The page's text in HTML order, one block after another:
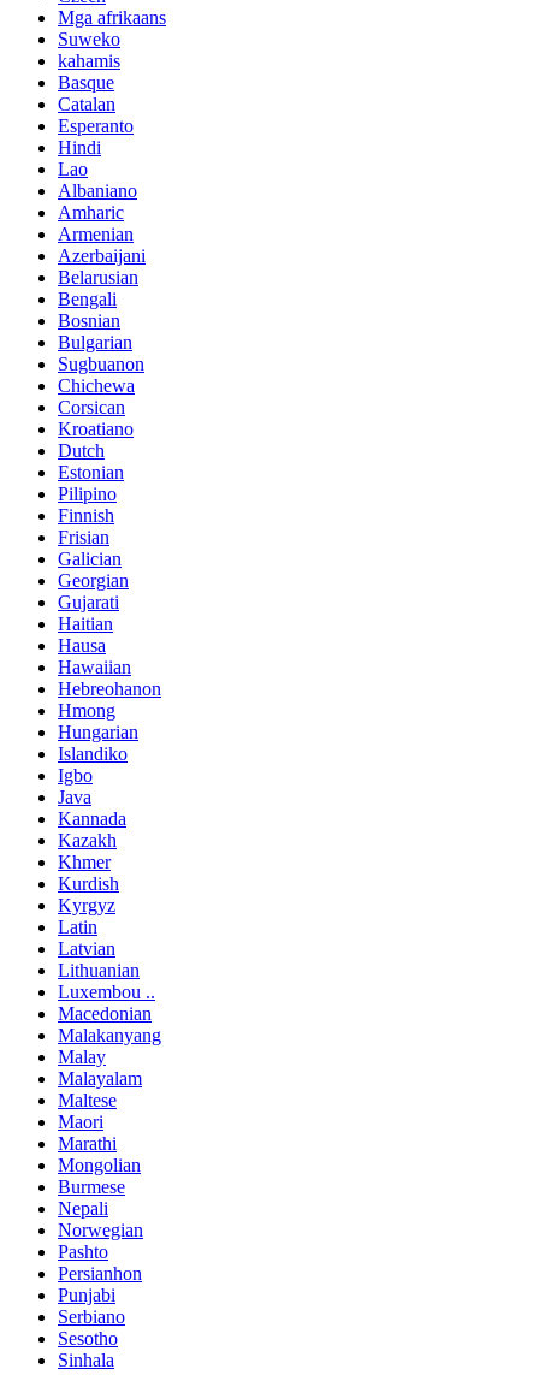
Mga afrikaans
Suweko
kahamis
Basque
Catalan
Esperanto
Hindi
Lao
Albaniano
Amharic
Armenian
Azerbaijani
Belarusian
Bengali
Bosnian
Bulgarian
Sugbuanon
Chichewa
Corsican
Kroatiano
Dutch
Estonian
Pilipino
Finnish
Frisian
Galician
Georgian
Gujarati
Haitian
Hausa
Hawaiian
Hebreohanon
Hmong
Hungarian
Islandiko
Igbo
Java
Kannada
Kazakh
Khmer
Kurdish
Kyrgyz
Latin
Latvian
Lithuanian
Luxembou ..
Macedonian
Malakanyang
Malay
Malayalam
Maltese
Maori
Marathi
Mongolian
Burmese
Nepali
Norwegian
Pashto
Persianhon
Punjabi
Serbiano
Sesotho
Sinhala